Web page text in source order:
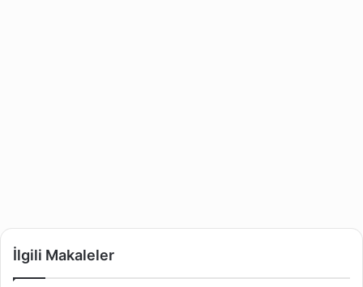
İlgili Makaleler